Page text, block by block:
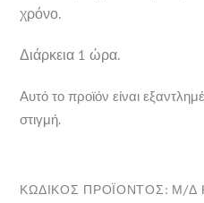
χρόνο.
Διάρκεια 1 ώρα.
Αυτό το προϊόν είναι
στιγμή.
ΚΩΔΙΚΌΣ ΠΡΟΪΌΝΤΟΣ: Μ/Δ